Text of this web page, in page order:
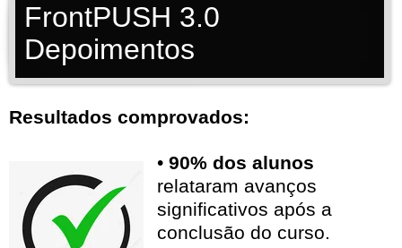
FrontPUSH 3.0
Depoimentos
Resultados comprovados:
• 90% dos alunos
relataram avanços
significativos após a
conclusão do curso.